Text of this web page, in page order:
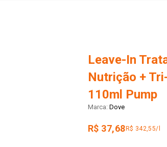
Leave-In
Nutrição +
110ml Pump
Dove
R$ 37,68R$ 342,55/l